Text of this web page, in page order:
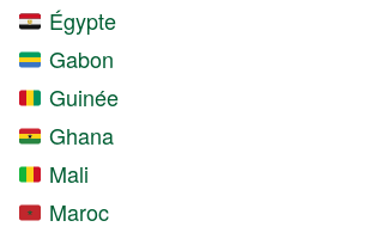
Égypte
Gabon
Guinée
Ghana
Mali
Maroc